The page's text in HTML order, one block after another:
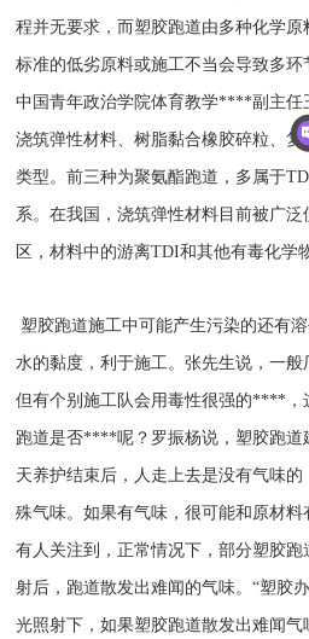
程并无要求，而塑胶跑道由多种化学
标准的低劣原料或施工不当会导致多环
中国青年政治学院体育教学****副主任
浇筑弹性材料、树脂黏合橡胶碎粒、复
类型。前三种为聚氨酯跑道，多属于
系。在我国，浇筑弹性材料目前被广
区，材料中的游离TDI和其他有毒化学
塑胶跑道施工中可能产生污染的还有
水的黏度，利于施工。张先生说，一般
但有个别施工队会用毒性很强的****，
跑道是否****呢？罗振杨说，塑胶跑道
天养护结束后，人走上去是没有气味
殊气味。如果有气味，很可能和原材料
有人关注到，正常情况下，部分塑胶
射后，跑道散发出难闻的气味。“塑胶
光照射下，如果塑胶跑道散发出难闻